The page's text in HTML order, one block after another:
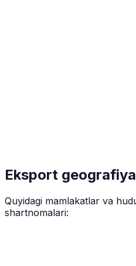
Eksport
Quyidagi mamlakatlar va
shartnomalari: